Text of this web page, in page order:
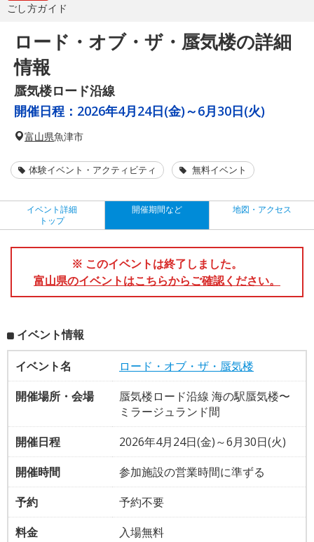
ごし方ガイド
ロード・オブ・ザ・蜃気楼の詳細
情報
蜃気楼ロード沿線
開催日程： 2026年4月24日(金)～6月30日(火)
富山県魚津市
体験イベント・アクティビティ 無料イベント
イベント詳細
トップ
開催期間など 地図・アクセス
※ このイベントは終了しました。
富山県のイベントはこちらからご確認ください。
イベント情報
イベント名
ロード・オブ・ザ・蜃気楼
開催場所・会場
蜃気楼ロード沿線 海の駅蜃気楼〜
ミラージュランド間
開催日程
2026年4月24日(金)～6月30日(火)
開催時間
参加施設の営業時間に準ずる
予約
予約不要
料金
入場無料